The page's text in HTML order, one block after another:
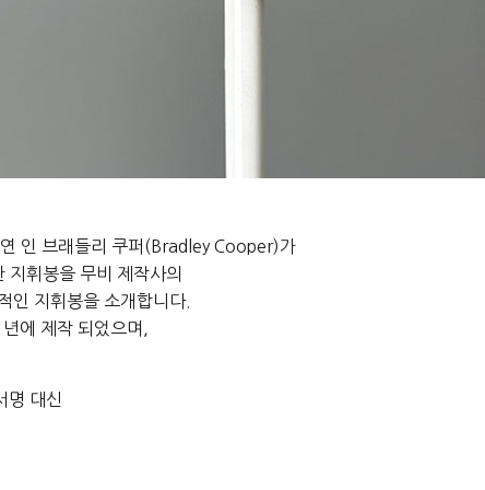
인 브래들리 쿠퍼(Bradley Cooper)가
지휘봉을 무비 제작사의
지휘봉을 소개합니다.
에 제작 되었으며,
명 대신